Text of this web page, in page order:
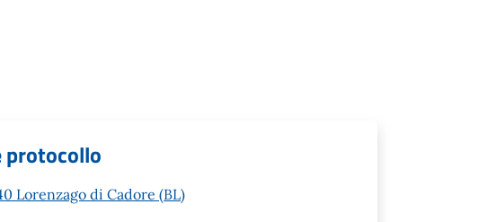
protocollo
Lorenzago di Cadore (BL)